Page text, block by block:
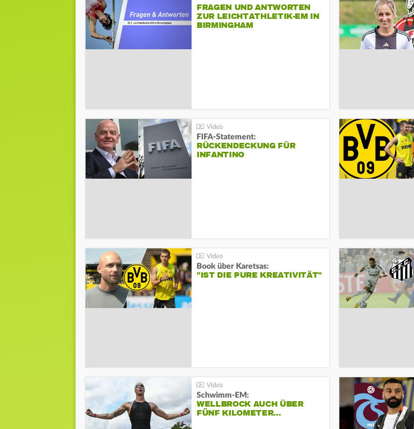
FRAGEN UND ANTWORTEN
ZUR LEICHTATHLETIK-EM IN
BIRMINGHAM
FIFA-Statement:
RÜCKENDECKUNG FÜR
INFANTINO
Book über Karetsas:
"IST DIE PURE KREATIVITÄT"
Schwimm-EM:
WELLBROCK AUCH ÜBER
FÜNF KILOMETER…